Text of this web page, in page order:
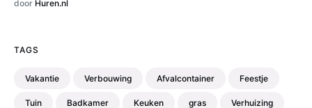
door Huren.nl
TAGS
Vakantie Verbouwing Afvalcontainer Feestje
Tuin Badkamer Keuken gras Verhuizing